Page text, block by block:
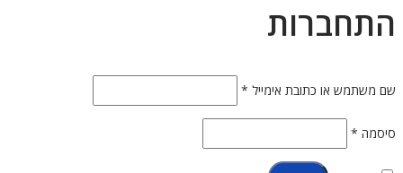
התחברות
שם משתמש או כתובת אימייל *
סיסמה *